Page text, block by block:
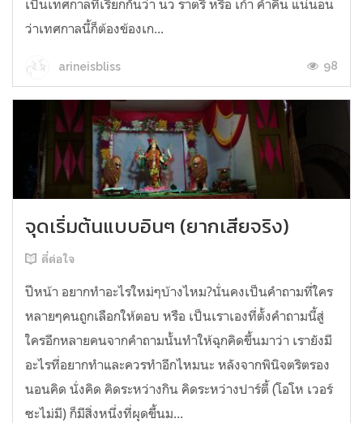
เป็นเทศกาลที่เรียกกันว่า นว ราตรี หรือ เก้า ค่ำคืน แน่นอน
ว่าเทศกาลนี้ก็ต้องข้องเก...
arineisbliss 98
จุดเริ่มต้นแบบอินๆ (ยากเสียจริง)
ดี๋ต่อใจ
ปีหน้า อยากทำอะไรใหม่ๆบ้างไหม?นั่นคงเป็นคำถามที่ใคร
หลายๆคนถูกเลือกให้ตอบ หรือ เป็นเราเองที่ตั้งคำถามนี้สู่
ใครอีกหลายคนจากคำถามนั้นทำให้ฉุกคิดขึ้นมาว่า เรายังมี
อะไรที่อยากทำและควรทำอีกไหมนะ หลังจากพินิจตริตรอง
นอนคิด นั่งคิด คิดระหว่างกิน คิดระหว่างปาร์ตี้ (โอโห เวอร์
ซะไม่มี) ก็มีสิ่งหนึ่งที่ผุดขึ้นม...